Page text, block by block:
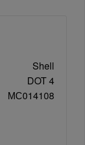
Shell
DOT 4
МС014108